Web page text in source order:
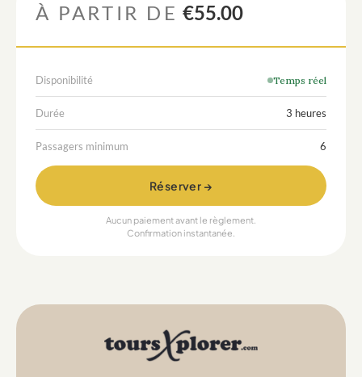
À PARTIR DE €55.00
Disponibilité Temps réel
Durée 3 heures
Passagers minimum 6
Réserver →
Aucun paiement avant le règlement.
Confirmation instantanée.